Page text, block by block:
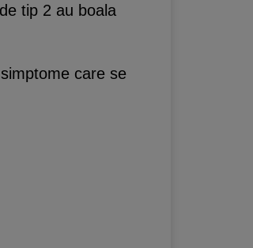
tip 2 au boala
care se